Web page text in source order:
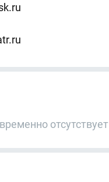
отсутствует